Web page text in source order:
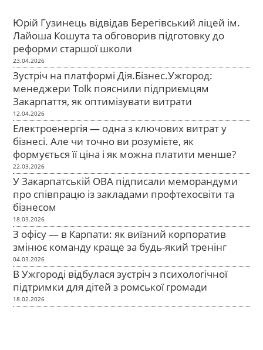
Юрій Гузинець відвідав Берегівський ліцей ім.
Лайоша Кошута та обговорив підготовку до
реформи старшої школи
23.04.2026
Зустріч на платформі Дія.Бізнес.Ужгород:
менеджери Tolk пояснили підприємцям
Закарпаття, як оптимізувати витрати
12.04.2026
Електроенергія — одна з ключових витрат у
бізнесі. Але чи точно ви розумієте, як
формується її ціна і як можна платити менше?
22.03.2026
У Закарпатській ОВА підписали меморандуми
про співпрацю із закладами профтехосвіти та
бізнесом
18.03.2026
З офісу — в Карпати: як виїзний корпоратив
змінює команду краще за будь-який тренінг
04.03.2026
В Ужгороді відбулася зустріч з психологічної
підтримки для дітей з ромської громади
18.02.2026